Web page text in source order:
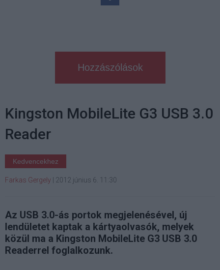
Hozzászólások
Kingston MobileLite G3 USB 3.0
Reader
Kedvencekhez
Farkas Gergely 2012 június 6. 11:30
Az USB 3.0-ás portok megjelenésével, új
lendületet kaptak a kártyaolvasók, melyek
közül ma a Kingston MobileLite G3 USB 3.0
Readerrel foglalkozunk.